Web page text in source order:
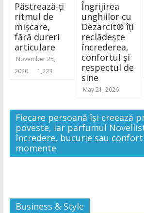
Păstrează-ți
ritmul de
mișcare,
fără dureri
articulare
November 25,
2020
1,223
Îngrijirea
unghiilor cu
Dezarcit® îți
reclădește
încrederea,
confortul și
respectul de
sine
May 21, 2026
Fiecare persoană își creează
poveste, iar parfumul
încredere, bucurie sau
momente
Business & Style